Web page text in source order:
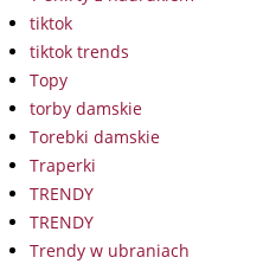
tiktok
tiktok trends
Topy
torby damskie
Torebki damskie
Traperki
TRENDY
TRENDY
Trendy w ubraniach